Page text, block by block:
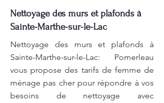
Nettoyage des murs et plafonds à
Sainte-Marthe-sur-le-Lac
Nettoyage des murs et plafonds à
Sainte-Marthe-sur-le-Lac: Pomerleau
vous propose des tarifs de femme de
ménage pas cher pour répondre à vos
besoins de nettoyage avec